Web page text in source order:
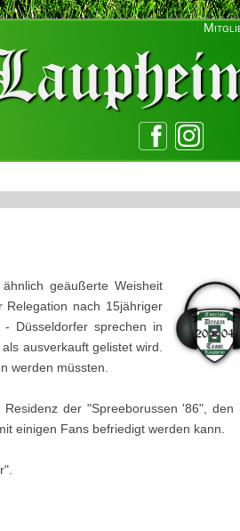
geäußerte Weisheit
nach 15jähriger
Düsseldorfer sprechen in
ausverkauft gelistet wird.
werden müssten.
der "Spreeborussen '86", den
einigen Fans befriedigt werden kann.